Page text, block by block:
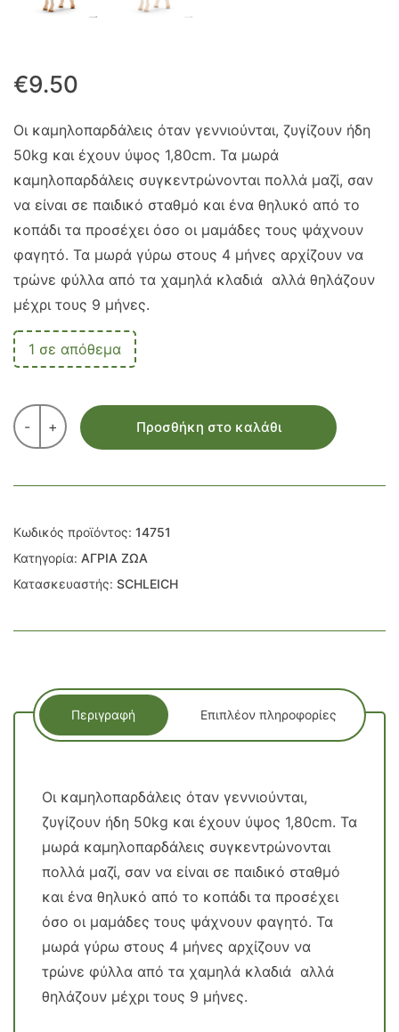
€9.50
Οι καμηλοπαρδάλεις όταν γεννιούνται, ζυγίζουν ήδη
50kg και έχουν ύψος 1,80cm. Τα μωρά
καμηλοπαρδάλεις συγκεντρώνονται πολλά μαζί, σαν
να είναι σε παιδικό σταθμό και ένα θηλυκό από το
κοπάδι τα προσέχει όσο οι μαμάδες τους ψάχνουν
φαγητό. Τα μωρά γύρω στους 4 μήνες αρχίζουν να
τρώνε φύλλα από τα χαμηλά κλαδιά αλλά θηλάζουν
μέχρι τους 9 μήνες.
1 σε απόθεμα
- + Προσθήκη στο καλάθι
Κωδικός προϊόντος: 14751
Κατηγορία: ΑΓΡΙΑ ΖΩΑ
Κατασκευαστής: SCHLEICH
Περιγραφή Επιπλέον πληροφορίες
Οι καμηλοπαρδάλεις όταν γεννιούνται,
ζυγίζουν ήδη 50kg και έχουν ύψος 1,80cm. Τα
μωρά καμηλοπαρδάλεις συγκεντρώνονται
πολλά μαζί, σαν να είναι σε παιδικό σταθμό
και ένα θηλυκό από το κοπάδι τα προσέχει
όσο οι μαμάδες τους ψάχνουν φαγητό. Τα
μωρά γύρω στους 4 μήνες αρχίζουν να
τρώνε φύλλα από τα χαμηλά κλαδιά αλλά
θηλάζουν μέχρι τους 9 μήνες.